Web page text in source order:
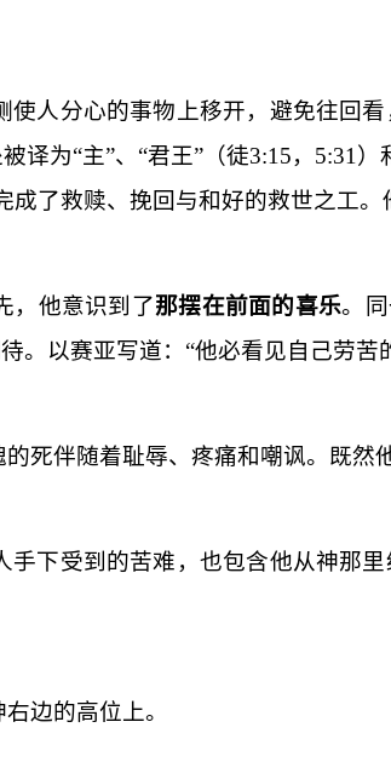
人分心的事物上移开，避免往回
译为“主”、“君王”（徒3:15， 5:31 ）
成了救赎、挽回与和好的救世之工
，他意识到了那摆在前面的喜乐。
。以赛亚写道：“他必看见自己劳苦
的死伴随着耻辱、疼痛和嘲讽。既然
手下受到的苦难，也包含他从神那
边的高位上。